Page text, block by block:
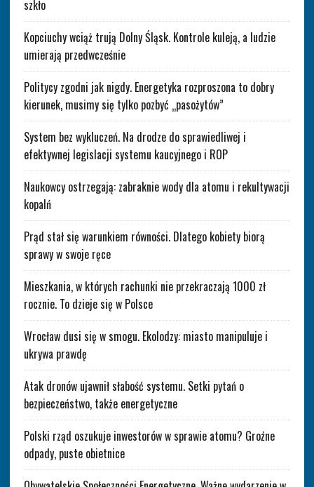
szkło
Kopciuchy wciąż trują Dolny Śląsk. Kontrole kuleją, a ludzie
umierają przedwcześnie
Politycy zgodni jak nigdy. Energetyka rozproszona to dobry
kierunek, musimy się tylko pozbyć „pasożytów”
System bez wykluczeń. Na drodze do sprawiedliwej i
efektywnej legislacji systemu kaucyjnego i ROP
Naukowcy ostrzegają: zabraknie wody dla atomu i rekultywacji
kopalń
Prąd stał się warunkiem równości. Dlatego kobiety biorą
sprawy w swoje ręce
Mieszkania, w których rachunki nie przekraczają 1000 zł
rocznie. To dzieje się w Polsce
Wrocław dusi się w smogu. Ekolodzy: miasto manipuluje i
ukrywa prawdę
Atak dronów ujawnił słabość systemu. Setki pytań o
bezpieczeństwo, także energetyczne
Polski rząd oszukuje inwestorów w sprawie atomu? Groźne
odpady, puste obietnice